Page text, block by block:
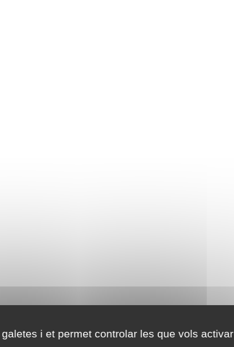
i et permet controlar les que vols activar